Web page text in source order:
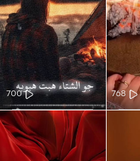
768
700